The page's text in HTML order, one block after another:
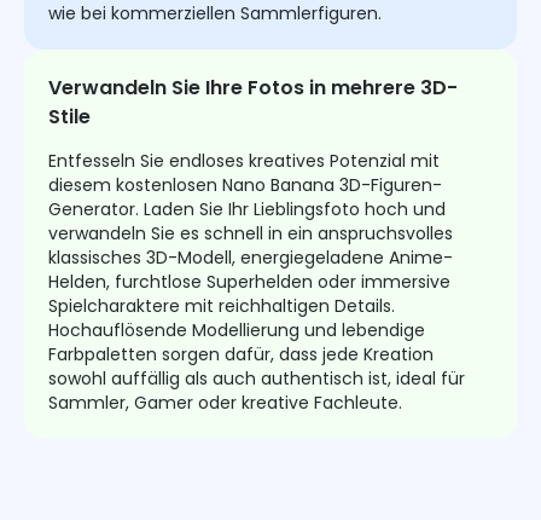
wie bei kommerziellen Sammlerfiguren.
Verwandeln Sie Ihre Fotos in mehrere 3D-
Stile
Entfesseln Sie endloses kreatives Potenzial mit
diesem kostenlosen Nano Banana 3D-Figuren-
Generator. Laden Sie Ihr Lieblingsfoto hoch und
verwandeln Sie es schnell in ein anspruchsvolles
klassisches 3D-Modell, energiegeladene Anime-
Helden, furchtlose Superhelden oder immersive
Spielcharaktere mit reichhaltigen Details.
Hochauflösende Modellierung und lebendige
Farbpaletten sorgen dafür, dass jede Kreation
sowohl auffällig als auch authentisch ist, ideal für
Sammler, Gamer oder kreative Fachleute.